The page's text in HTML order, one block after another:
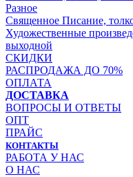
Разное
Священное Писание,
Художественные
выходной
СКИДКИ
РАСПРОДАЖА ДО 70%
ОПЛАТА
ДОСТАВКА
ВОПРОСЫ И ОТВЕТЫ
ОПТ
ПРАЙС
КОНТАКТЫ
РАБОТА У НАС
О НАС